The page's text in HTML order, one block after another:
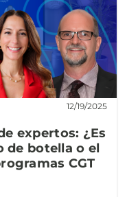
12/19/2025
expertos: ¿Es
de botella o el
CGT